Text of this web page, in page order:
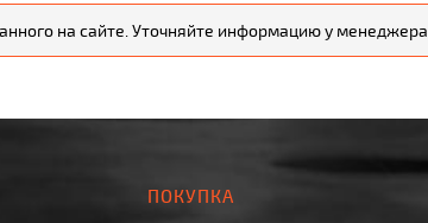
на сайте. Уточняйте информацию у менеджера.
ПОКУПКА